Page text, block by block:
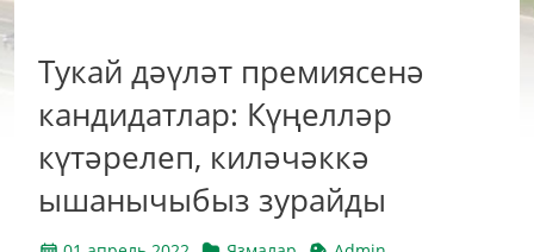
Тукай дәүләт премиясенә
кандидатлар: Күңелләр
күтәрелеп, киләчәккә
ышанычыбыз зурайды